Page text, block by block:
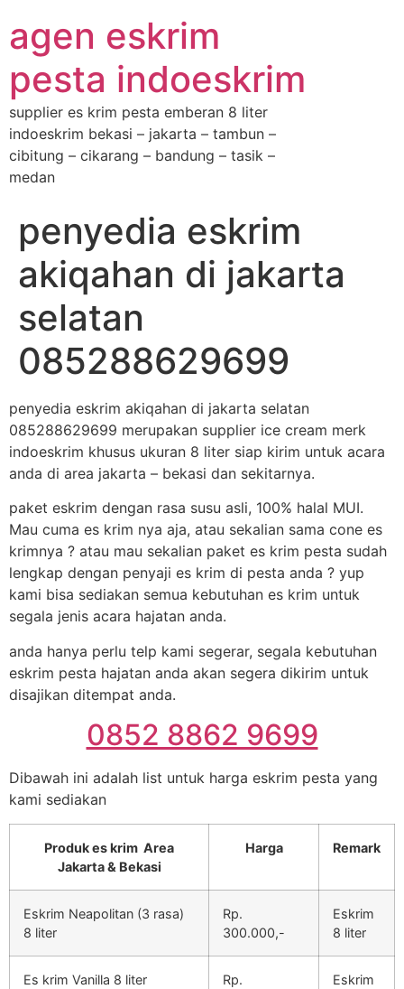
agen eskrim
pesta indoeskrim
supplier es krim pesta emberan 8 liter
indoeskrim bekasi – jakarta – tambun –
cibitung – cikarang – bandung – tasik –
medan
penyedia eskrim
akiqahan di jakarta
selatan
085288629699
penyedia eskrim akiqahan di jakarta selatan
085288629699 merupakan supplier ice cream merk
indoeskrim khusus ukuran 8 liter siap kirim untuk acara
anda di area jakarta – bekasi dan sekitarnya.
paket eskrim dengan rasa susu asli, 100% halal MUI.
Mau cuma es krim nya aja, atau sekalian sama cone es
krimnya ? atau mau sekalian paket es krim pesta sudah
lengkap dengan penyaji es krim di pesta anda ? yup
kami bisa sediakan semua kebutuhan es krim untuk
segala jenis acara hajatan anda.
anda hanya perlu telp kami segerar, segala kebutuhan
eskrim pesta hajatan anda akan segera dikirim untuk
disajikan ditempat anda.
0852 8862 9699
Dibawah ini adalah list untuk harga eskrim pesta yang
kami sediakan
Produk es krim Area
Jakarta & Bekasi
Harga Remark
Eskrim Neapolitan (3 rasa)
8 liter
Rp.
300.000,-
Eskrim
8 liter
Es krim Vanilla 8 liter
Rp.
Eskrim